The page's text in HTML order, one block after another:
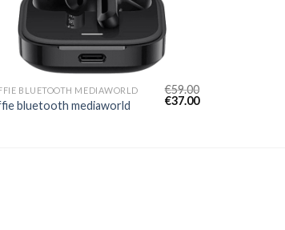
BLUETOOTH MEDIAWORLD
bluetooth mediaworld
€59.00
€37.00